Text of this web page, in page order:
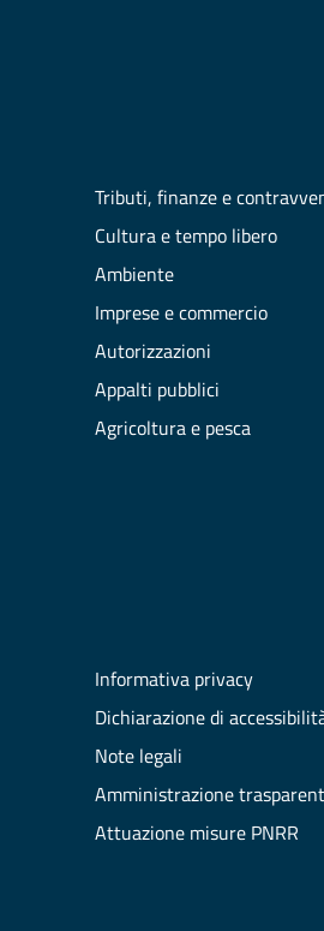
Tributi, finanze e
Cultura e tempo libero
Ambiente
Imprese e commercio
Autorizzazioni
Appalti pubblici
Agricoltura e pesca
Informativa privacy
Dichiarazione di
Note legali
Amministrazione
Attuazione misure PNRR